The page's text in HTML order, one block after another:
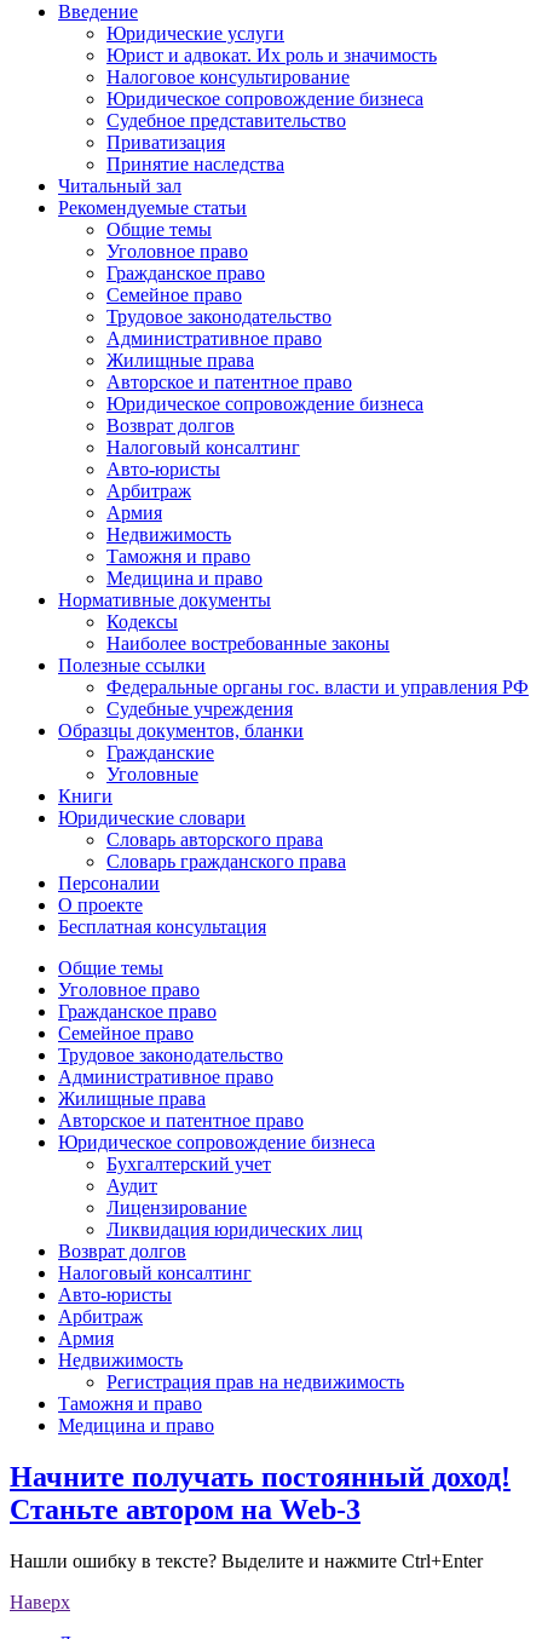
Введение
Юридические услуги
Юрист и адвокат. Их роль и значимость
Налоговое консультирование
Юридическое сопровождение бизнеса
Судебное представительство
Приватизация
Принятие наследства
Читальный зал
Рекомендуемые статьи
Общие темы
Уголовное право
Гражданское право
Семейное право
Трудовое законодательство
Административное право
Жилищные права
Авторское и патентное право
Юридическое сопровождение бизнеса
Возврат долгов
Налоговый консалтинг
Авто-юристы
Арбитраж
Армия
Недвижимость
Таможня и право
Медицина и право
Нормативные документы
Кодексы
Наиболее востребованные законы
Полезные ссылки
Федеральные органы гос. власти и управления РФ
Судебные учреждения
Образцы документов, бланки
Гражданские
Уголовные
Книги
Юридические словари
Словарь авторского права
Словарь гражданского права
Персоналии
О проекте
Бесплатная консультация
Общие темы
Уголовное право
Гражданское право
Семейное право
Трудовое законодательство
Административное право
Жилищные права
Авторское и патентное право
Юридическое сопровождение бизнеса
Бухгалтерский учет
Аудит
Лицензирование
Ликвидация юридических лиц
Возврат долгов
Налоговый консалтинг
Авто-юристы
Арбитраж
Армия
Недвижимость
Регистрация прав на недвижимость
Таможня и право
Медицина и право
Начните получать постоянный доход!
Станьте автором на Web-3
Нашли ошибку в тексте? Выделите и нажмите Ctrl+Enter
Наверх